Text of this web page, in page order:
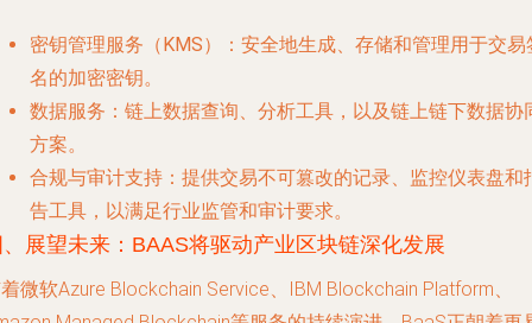
密钥管理服务（KMS）
：安全地生成、存储和管理用于交易
名的加密密钥。
数据服务 ：链上数据查询、分析工具，以及链上链下数据协
方案。
合规与审计支持 ：提供交易不可篡改的记录、监控仪表盘和
告工具，以满足行业监管和审计要求。
展望未来：BAAS将驱动产业区块链深化发展
微软Azure Blockchain Service、IBM Blockchain Platform、